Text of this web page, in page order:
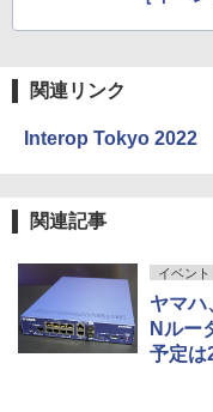
関連リンク
Interop Tokyo 2022
関連記事
イベント
ヤマハ
Nルー
予定は